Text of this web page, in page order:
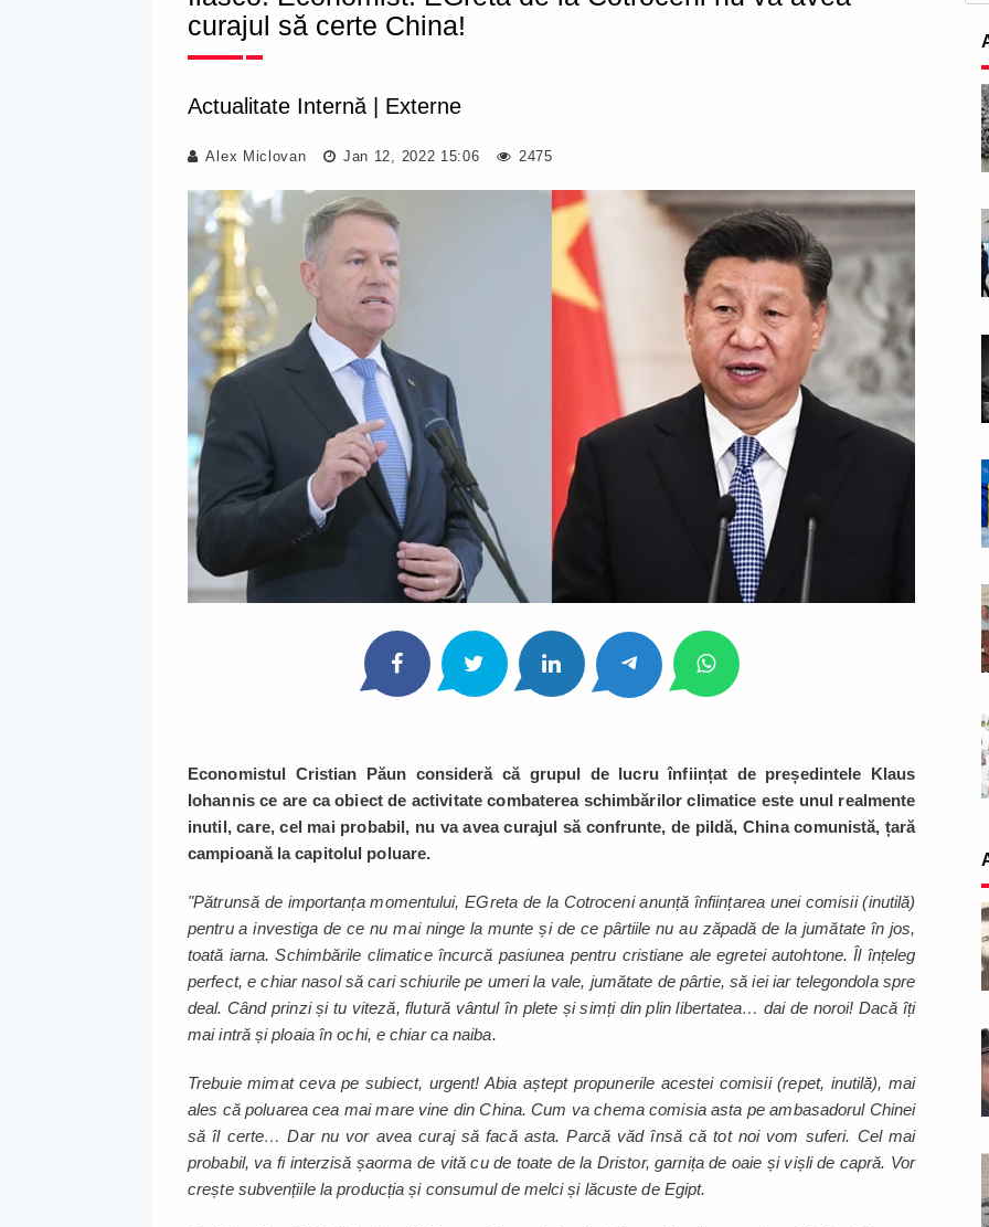
curajul să certe China!
Actualitate Internă Externe
Alex Miclovan Jan 12, 2022 15:06 2475
Economistul Cristian Păun consideră că grupul de lucru înființat de președintele Klaus
Iohannis ce are ca obiect de activitate combaterea schimbărilor climatice este unul realmente
inutil, care, cel mai probabil, nu va avea curajul să confrunte, de pildă, China comunistă, țară
campioană la capitolul poluare.
"Pătrunsă de importanța momentului, EGreta de la Cotroceni anunță înființarea unei comisii (inutilă)
pentru a investiga de ce nu mai ninge la munte și de ce pârtiile nu au zăpadă de la jumătate în jos,
toată iarna. Schimbările climatice încurcă pasiunea pentru cristiane ale egretei autohtone. Îl înțeleg
perfect, e chiar nasol să cari schiurile pe umeri la vale, jumătate de pârtie, să iei iar telegondola spre
deal. Când prinzi și tu viteză, flutură vântul în plete și simți din plin libertatea… dai de noroi! Dacă îți
mai intră și ploaia în ochi, e chiar ca naiba.
Trebuie mimat ceva pe subiect, urgent! Abia aștept propunerile acestei comisii (repet, inutilă), mai
ales că poluarea cea mai mare vine din China. Cum va chema comisia asta pe ambasadorul Chinei
să îl certe… Dar nu vor avea curaj să facă asta. Parcă văd însă că tot noi vom suferi. Cel mai
probabil, va fi interzisă șaorma de vită cu de toate de la Dristor, garnița de oaie și vișli de capră. Vor
crește subvențiile la producția și consumul de melci și lăcuste de Egipt.